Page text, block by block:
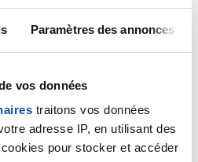
Paramètres des annonces
vos données
traitons vos données
adresse IP, en utilisant des
pour stocker et accéder
santé,
à l’information des
de santé,
d’études pour mesurer
des dispositions